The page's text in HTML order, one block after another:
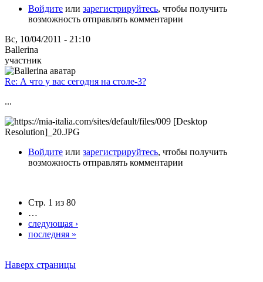
Войдите или зарегистрируйтесь, чтобы получить
возможность отправлять комментарии
Вс, 10/04/2011 - 21:10
Ballerina
участник
Re: А что у вас сегодня на столе-3?
...
Войдите или зарегистрируйтесь, чтобы получить
возможность отправлять комментарии
Стр. 1 из 80
…
следующая ›
последняя »
Наверх страницы